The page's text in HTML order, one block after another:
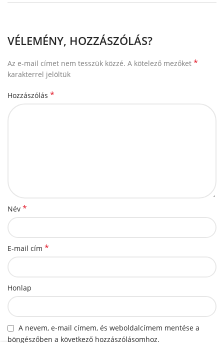
VÉLEMÉNY, HOZZÁSZÓLÁS?
Az e-mail címet nem tesszük közzé. A kötelező mezőket *
karakterrel jelöltük
Hozzászólás *
Név *
E-mail cím *
Honlap
A nevem, e-mail címem, és weboldalcímem mentése a
böngészőben a következő hozzászólásomhoz.